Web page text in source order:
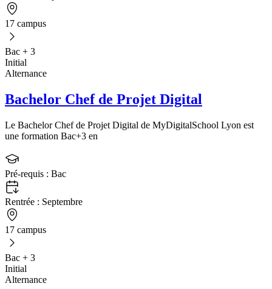
17 campus
Bac + 3
Initial
Alternance
Bachelor Chef de Projet Digital
Le Bachelor Chef de Projet Digital de MyDigitalSchool Lyon est
une formation Bac+3 en
Pré-requis : Bac
Rentrée : Septembre
17 campus
Bac + 3
Initial
Alternance